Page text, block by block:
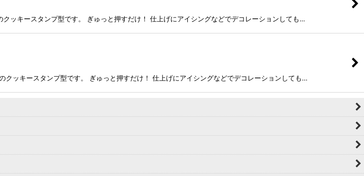
キースタンプ型です。 ぎゅっと押すだけ！ 仕上げにアイシングなどでデコレーションしても…
ッキースタンプ型です。 ぎゅっと押すだけ！ 仕上げにアイシングなどでデコレーションしても…